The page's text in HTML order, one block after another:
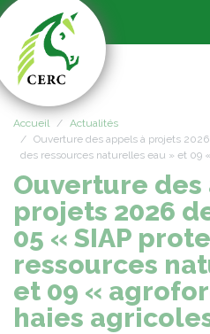
Accueil
Actualités
Ouverture des appels à projets
des ressources naturelles eau » et 09
Ouverture des
projets 2026
05 « SIAP
ressources
et 09 «
haies
Panneau de gestion des cookies